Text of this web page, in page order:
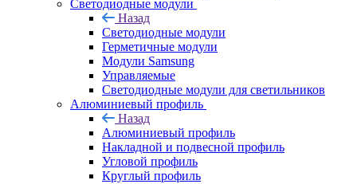
Светодиодные модули
Назад
Светодиодные модули
Герметичные модули
Модули Samsung
Управляемые
Светодиодные модули для светильников
Алюминиевый профиль
Назад
Алюминиевый профиль
Накладной и подвесной профиль
Угловой профиль
Круглый профиль